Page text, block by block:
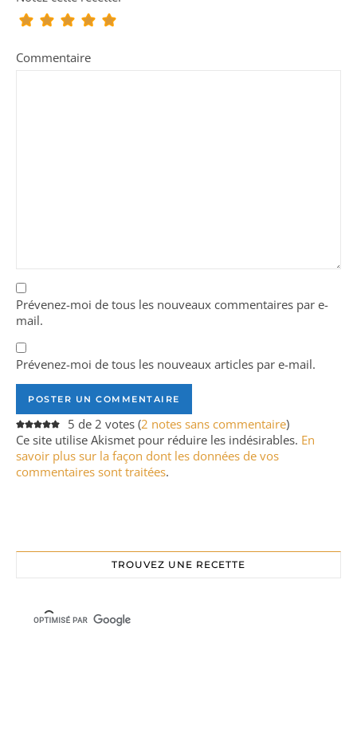
Commentaire
Prévenez-moi de tous les nouveaux commentaires par e-
mail.
Prévenez-moi de tous les nouveaux articles par e-mail.
5 de 2 votes (2 notes sans commentaire)
Ce site utilise Akismet pour réduire les indésirables. En
savoir plus sur la façon dont les données de vos
commentaires sont traitées.
TROUVEZ UNE RECETTE